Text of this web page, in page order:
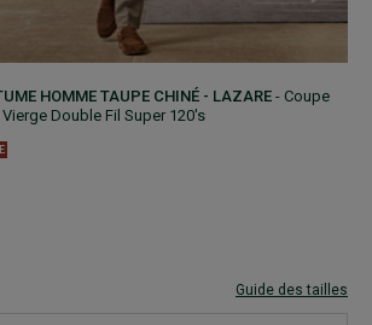
HOMME TAUPE CHINÉ - LAZARE - Coupe
Double Fil Super 120's
Guide des tailles